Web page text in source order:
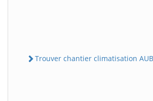
Trouver chantier climatisation